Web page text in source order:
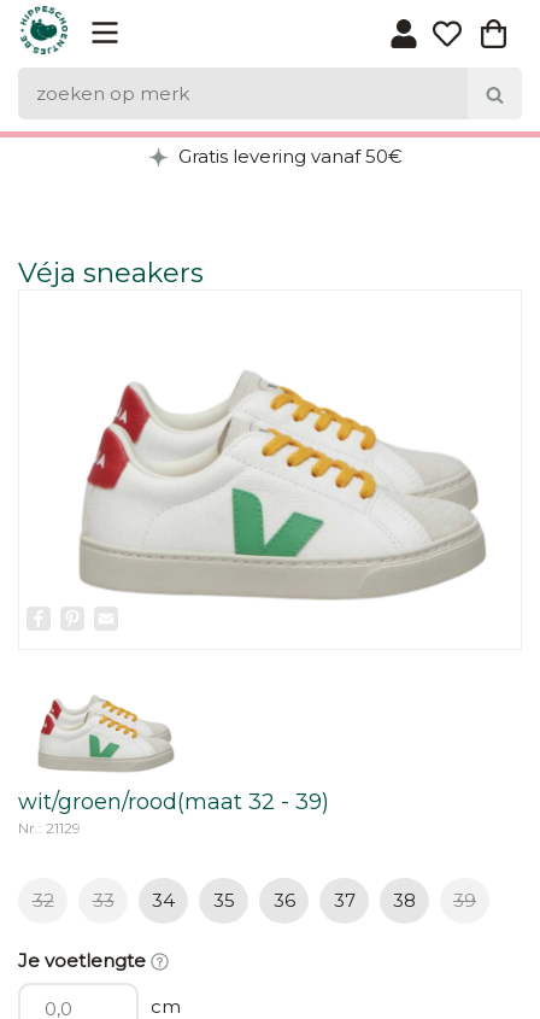
Gratis levering vanaf 50€
Véja sneakers
Facebook
Pinterest
wit/groen/rood(maat 32 - 39)
Nr.: 21129
32 33 34 35 36 37 38 39
Je voetlengte
cm